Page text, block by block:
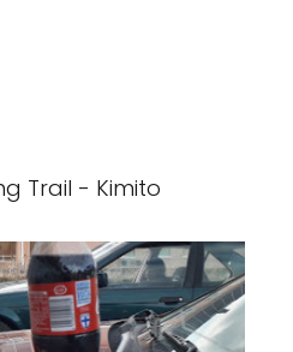
Trail - Kimito